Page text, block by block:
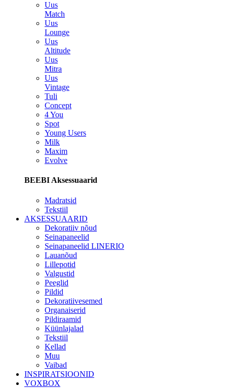
Uus
Match
Uus
Lounge
Uus
Altitude
Uus
Mitra
Uus
Vintage
Tuli
Concept
4 You
Spot
Young Users
Milk
Maxim
Evolve
BEEBI Aksessuaarid
Madratsid
Tekstiil
AKSESSUAARID
Dekoratiiv nõud
Seinapaneelid
Seinapaneelid LINERIO
Lauanõud
Lillepotid
Valgustid
Peeglid
Pildid
Dekoratiivesemed
Organaiserid
Pildiraamid
Küünlajalad
Tekstiil
Kellad
Muu
Vaibad
INSPIRATSIOONID
VOXBOX